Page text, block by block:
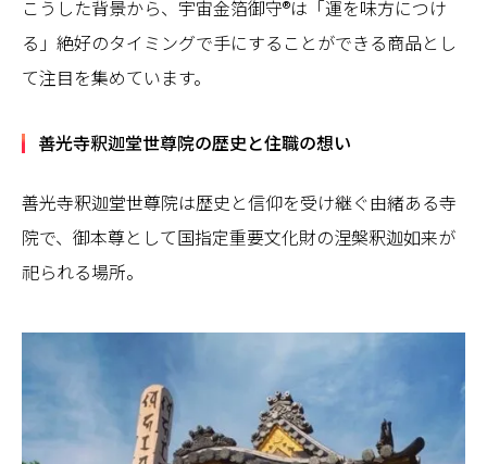
こうした背景から、宇宙金箔御守®は「運を味方につけ
る」絶好のタイミングで手にすることができる商品とし
て注目を集めています。
善光寺釈迦堂世尊院の歴史と住職の想い
善光寺釈迦堂世尊院は歴史と信仰を受け継ぐ由緒ある寺
院で、御本尊として国指定重要文化財の涅槃釈迦如来が
祀られる場所。